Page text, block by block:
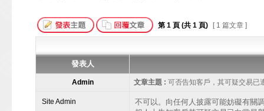
第 1 頁 (共 1 頁) [ 1 篇文章 ]
發表人
Admin 文章主題 : 可否告知客戶，其可疑交易已
Site Admin
不可以。向任何人披露可能妨礙有關